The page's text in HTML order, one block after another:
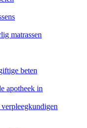
matrassen
beten
apotheek in